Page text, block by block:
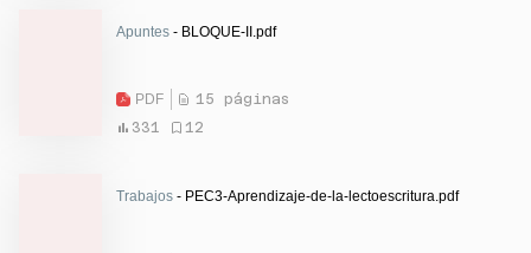
Apuntes - BLOQUE-II.pdf
PDF
15 páginas
331
12
Trabajos - PEC3-Aprendizaje-de-la-lectoescritura.pdf